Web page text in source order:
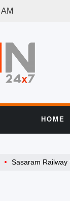
AM
HOME
Sasaram Railway